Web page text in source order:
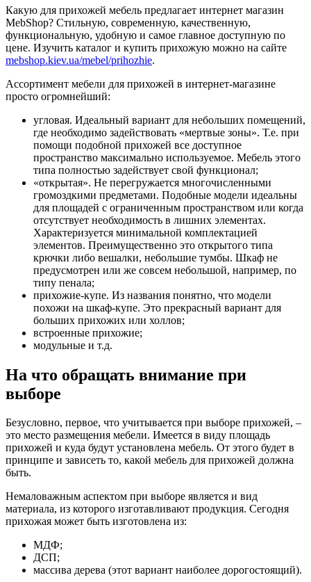
Какую для прихожей мебель предлагает интернет магазин
MebShop? Стильную, современную, качественную,
функциональную, удобную и самое главное доступную по
цене. Изучить каталог и купить прихожую можно на сайте
mebshop.kiev.ua/mebel/prihozhie.
Ассортимент мебели для прихожей в интернет-магазине
просто огромнейший:
угловая. Идеальный вариант для небольших помещений,
где необходимо задействовать «мертвые зоны». Т.е. при
помощи подобной прихожей все доступное
пространство максимально используемое. Мебель этого
типа полностью задействует свой функционал;
«открытая». Не перегружается многочисленными
громоздкими предметами. Подобные модели идеальны
для площадей с ограниченным пространством или когда
отсутствует необходимость в лишних элементах.
Характеризуется минимальной комплектацией
элементов. Преимущественно это открытого типа
крючки либо вешалки, небольшие тумбы. Шкаф не
предусмотрен или же совсем небольшой, например, по
типу пенала;
прихожие-купе. Из названия понятно, что модели
похожи на шкаф-купе. Это прекрасный вариант для
больших прихожих или холлов;
встроенные прихожие;
модульные и т.д.
На что обращать внимание при
выборе
Безусловно, первое, что учитывается при выборе прихожей, –
это место размещения мебели. Имеется в виду площадь
прихожей и куда будут установлена мебель. От этого будет в
принципе и зависеть то, какой мебель для прихожей должна
быть.
Немаловажным аспектом при выборе является и вид
материала, из которого изготавливают продукция. Сегодня
прихожая может быть изготовлена из:
МДФ;
ДСП;
массива дерева (этот вариант наиболее дорогостоящий).